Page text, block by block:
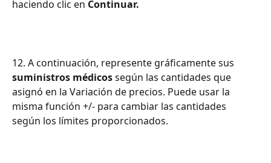
haciendo clic en Continuar.
12. A continuación, represente gráficamente sus
suministros médicos según las cantidades que
asignó en la Variación de precios. Puede usar la
misma función +/- para cambiar las cantidades
según los límites proporcionados.